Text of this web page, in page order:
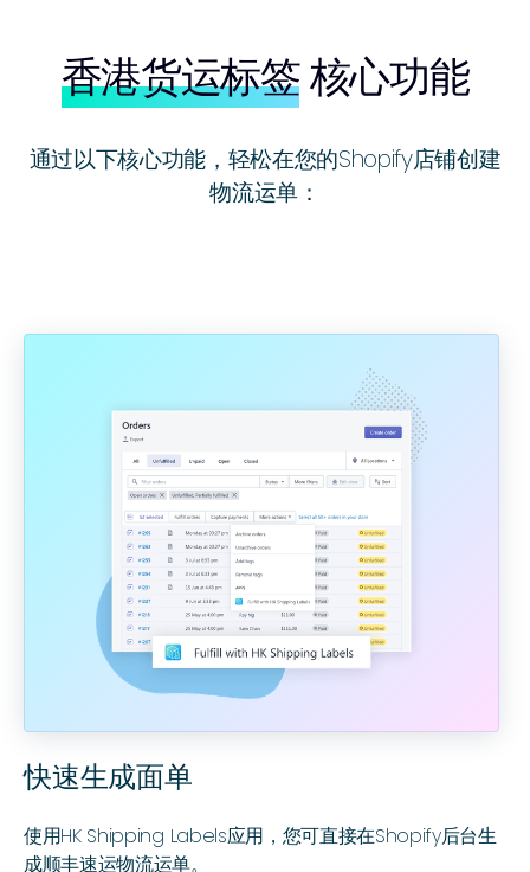
香港货运标签核心功能
通过以下核心功能，轻松在您的Shopify店铺创建
物流运单：
快速生成面单
使用HK Shipping Labels应用，您可直接在Shopify后台生
成顺丰速运物流运单。